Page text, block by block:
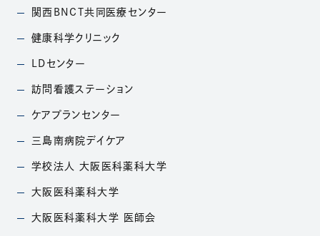
関西BNCT共同医療 センター
（別ウィンドウで開きます）
健康科学クリニック
（別ウィンドウで開きます）
LDセンター
（別ウィンドウで開きます）
訪問看護ステーション
（別ウィンドウで開きます）
ケアプランセンター
（別ウィンドウで開きます）
三島南病院デイケア
（別ウィンドウで開きます）
学校法人 大阪医科薬科大学
（別ウィンドウで開きます）
大阪医科薬科大学
（別ウィンドウで開きます）
大阪医科薬科大学 医師会
（別ウィンドウで開きます）